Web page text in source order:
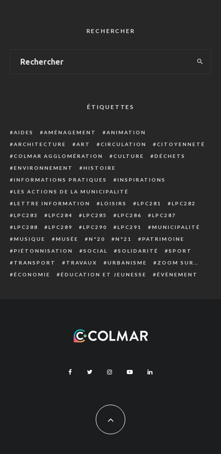
RECHERCHER
ÉTIQUETTES
AIDES AMÉNAGEMENT
ANIMATION
ARCHITECTURE
ART CIRCULATION
CITOYENNETÉ
COLMAR AGGLOMÉRATION
CULTURE
DÉCHETS
ENVIRONNEMENT
HISTOIRE
INFORMATIONS PRATIQUES
INSPIRATIONS
LES ACTIONS DE LA MUNICIPALITÉ
LETTRE INFORMATION
LOISIRS LPC281
LPC282
LPC283
LPC284 LPC285 LPC286
LPC287
LPC288
LPC289 LPC290 LPC291
MUNICIPALITÉ
MUSIQUE
MUSÉE N°20 N°21
PATRIMOINE
PIÉTONNISATION
SOCIAL SOLIDARITÉ
SPORT
TRANSPORT
TRAVAUX URBANISME
ZOOM SUR…
ÉCONOMIE
ÉDUCATION ET JEUNESSE ÉVÈNEMENT